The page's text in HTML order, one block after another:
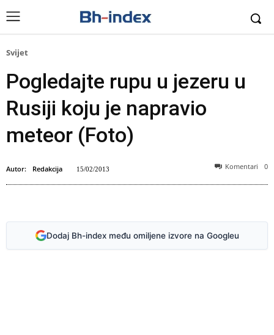
Svijet
Pogledajte rupu u jezeru u
Rusiji koju je napravio
meteor (Foto)
Autor: Redakcija 15/02/2013 Komentari 0
Dodaj Bh-index među omiljene izvore na Googleu